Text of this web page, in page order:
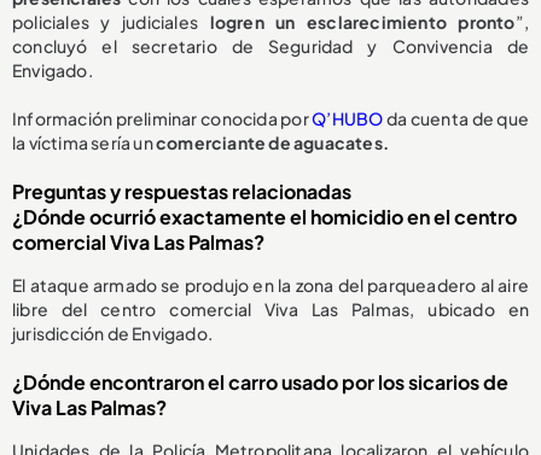
policiales y judiciales logren un esclarecimiento pronto”,
concluyó el secretario de Seguridad y Convivencia de
Envigado.
Información preliminar conocida porQ’HUBOda cuenta de que
la víctima sería uncomerciante de aguacates.
Preguntas y respuestas relacionadas
¿Dónde ocurrió exactamente el homicidio en el centro
comercial Viva Las Palmas?
El ataque armado se produjo en la zona del parqueadero al aire
libre del centro comercial Viva Las Palmas, ubicado en
jurisdicción de Envigado.
¿Dónde encontraron el carro usado por los sicarios de
Viva Las Palmas?
Unidades de la Policía Metropolitana localizaron el vehículo